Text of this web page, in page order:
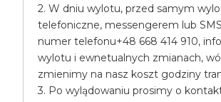
2. W dniu wylotu, przed samym
telefoniczne, messengerem lub
numer telefonu+48 668 414 910,
wylotu i ewnetualnych zmianach,
zmienimy na nasz koszt godziny
3. Po wylądowaniu prosimy o